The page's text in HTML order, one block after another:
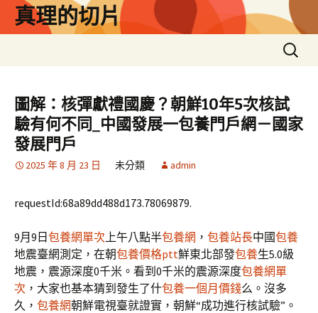
真理的切片
搜
尋
鍵
字:
圖解：核彈獻禮國慶？朝鮮10年5次核試
驗有何不同_中國發展一包養門戶網－國家
發展門戶
2025 年 8 月 23 日 未分類 admin
requestId:68a89dd488d173.78069879.
9月9日 包養網單次上午八點半包養網 ， 包養站長中國包養
地震臺網測定，在朝包養價格ptt鮮東北部發包養生5.0級
地震，震源深度0千米。看到0千米的震源深度包養網單
次 ，大家也基本猜到發生了什包養一個月價錢么。沒多
久， 包養網朝鮮電視臺就證實，朝鮮“成功進行核試驗”。